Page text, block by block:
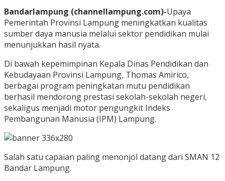
Bandarlampung (channellampung.com)-Upaya
Pemerintah Provinsi Lampung meningkatkan kualitas
sumber daya manusia melalui sektor pendidikan mulai
menunjukkan hasil nyata.
Di bawah kepemimpinan Kepala Dinas Pendidikan dan
Kebudayaan Provinsi Lampung, Thomas Amirico,
berbagai program peningkatan mutu pendidikan
berhasil mendorong prestasi sekolah-sekolah negeri,
sekaligus menjadi motor pengungkit Indeks
Pembangunan Manusia (IPM) Lampung.
Salah satu capaian paling menonjol datang dari SMAN 12
Bandar Lampung.